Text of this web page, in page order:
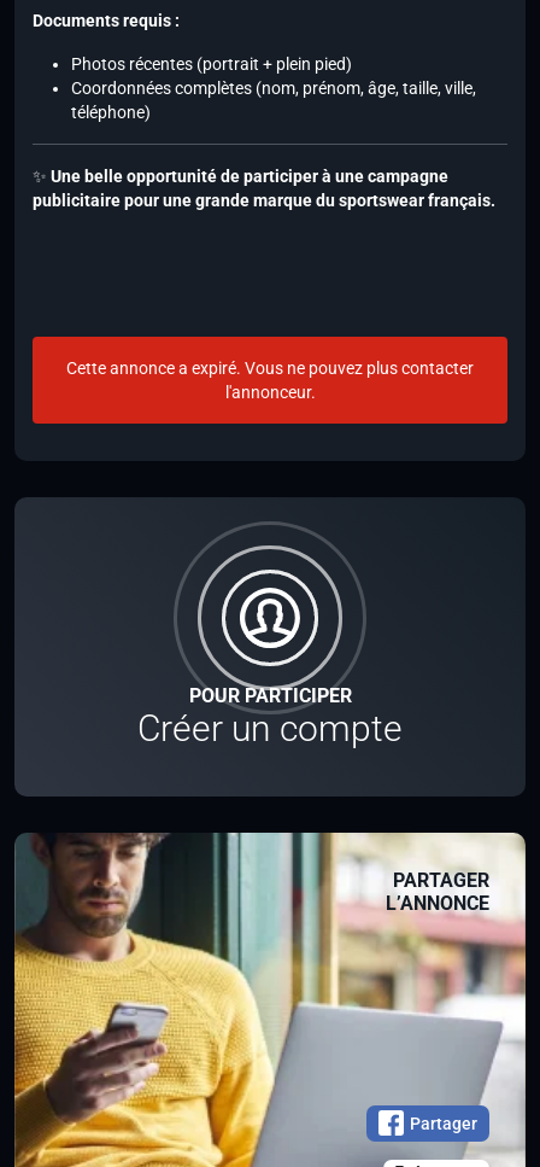
POUR PARTICIPER
Créer un compte
PARTAGER
L’ANNONCE
Partager
Documents requis :
Photos récentes (portrait + plein pied)
Coordonnées complètes (nom, prénom, âge, taille, ville,
téléphone)
✨ Une belle opportunité de participer à une campagne
publicitaire pour une grande marque du sportswear français.
Cette annonce a expiré. Vous ne pouvez plus contacter
l'annonceur.